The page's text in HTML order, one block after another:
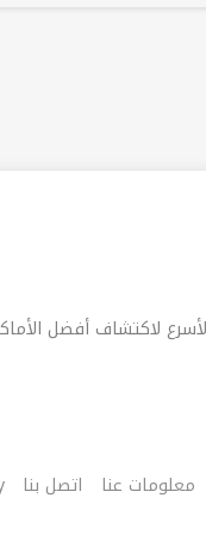
لاكتشاف أفضل
معلومات عنا اتصل بنا